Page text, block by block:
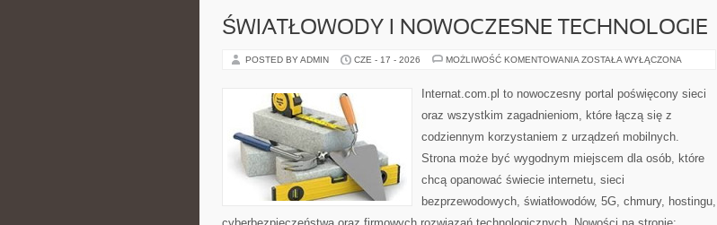
ŚWIATŁOWODY I NOWOCZESNE TECHNOLOGIE
POSTED BY ADMIN CZE - 17 - 2026 MOŻLIWOŚĆ KOMENTOWANIA ŚWIATŁOWODY
TECHNOLOGIE
ZOSTAŁA WYŁĄCZONA
Internat.com.pl to nowoczesny portal poświęcony sieci
oraz wszystkim zagadnieniom, które łączą się z
codziennym korzystaniem z urządzeń mobilnych.
Strona może być wygodnym miejscem dla osób, które
chcą opanować świecie internetu, sieci
bezprzewodowych, światłowodów, 5G, chmury, hostingu,